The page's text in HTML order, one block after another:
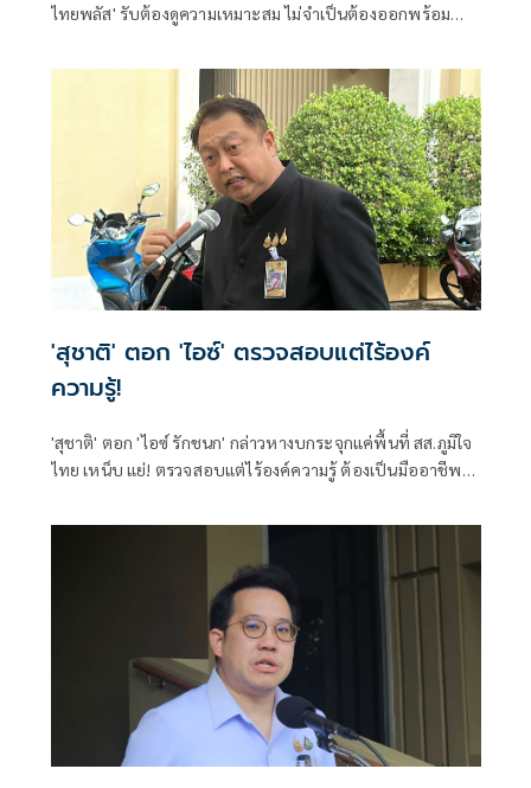
ไทยพลัส' รับต้องดูความเหมาะสม ไม่จำเป็นต้องออกพร้อม
'สุชาติ' ตอก 'ไอซ์' ตรวจสอบแต่ไร้องค์
ความรู้!
'สุชาติ' ตอก 'ไอซ์ รักชนก' กล่าวหางบกระจุกแค่พื้นที่ สส.ภูมิใจ
ไทย เหน็บ แย่! ตรวจสอบแต่ไร้องค์ความรู้ ต้องเป็นมืออาชีพ
ชอบ